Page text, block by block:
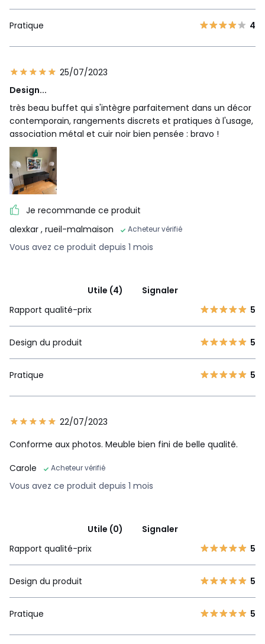
Pratique 4
25/07/2023
Design...
très beau buffet qui s'intègre parfaitement dans un décor
contemporain, rangements discrets et pratiques à l'usage,
association métal et cuir noir bien pensée : bravo !
Je recommande ce produit
alexkar , rueil-malmaison Acheteur vérifié
Vous avez ce produit depuis 1 mois
Utile (4)
Signaler
Rapport qualité-prix
5
Design du produit 5
Pratique 5
22/07/2023
Conforme aux photos. Meuble bien fini de belle qualité.
Carole
Acheteur vérifié
Vous avez ce produit depuis 1 mois
Utile (0)
Signaler
Rapport qualité-prix
5
Design du produit 5
Pratique 5